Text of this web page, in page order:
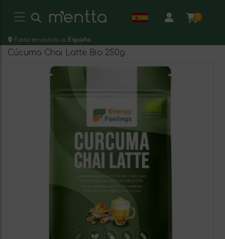
0
Estás enviando a: España
Cúcuma Chai Latte Bio 250g